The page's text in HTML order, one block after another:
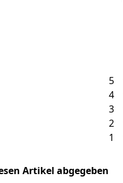
5
4
3
2
1
Artikel abgegeben